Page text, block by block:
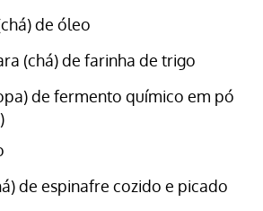
de óleo
(chá) de farinha de trigo
de fermento químico em pó
de espinafre cozido e picado